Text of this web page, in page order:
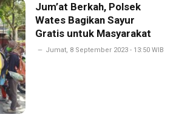
Jum’at Berkah, Polsek
Wates Bagikan Sayur
Gratis untuk Masyarakat
Jumat, 8 September 2023 - 13:50 WIB